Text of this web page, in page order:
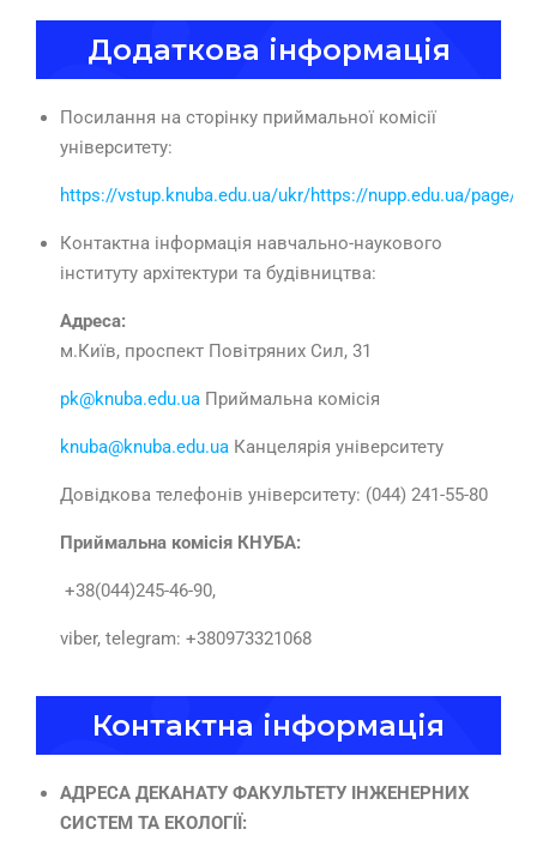
Додаткова інформація
Посилання на сторінку приймальної комісії
університету:
https://vstup.knuba.edu.ua/ukr/https://nupp.edu.ua/page/
Контактна інформація навчально-наукового
інституту архітектури та будівництва:
Адреса:
м.Київ, проспект Повітряних Сил, 31
pk@knuba.edu.ua Приймальна комісія
knuba@knuba.edu.ua Канцелярія університету
Довідкова телефонів університету: (044) 241-55-80
Приймальна комісія КНУБА:
+38(044)245-46-90,
viber, telegram: +380973321068
Контактна інформація
АДРЕСА ДЕКАНАТУ ФАКУЛЬТЕТУ ІНЖЕНЕРНИХ
СИСТЕМ ТА ЕКОЛОГІЇ: